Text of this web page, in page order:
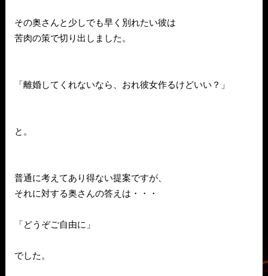
その奥さんと少しでも早く別れたい彼は
苦肉の策で切り出しました。
「離婚してくれないなら、おれ彼女作るけどいい？」
と。
普通に考えてあり得ない提案ですが、
それに対する奥さんの答えは・・・
「どうぞご自由に」
でした。